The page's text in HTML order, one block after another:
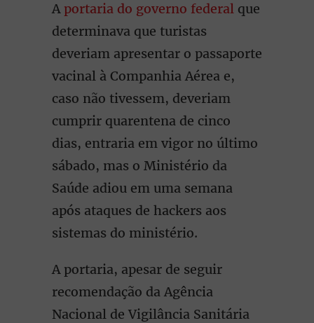
A portaria do governo federal que
determinava que turistas
deveriam apresentar o passaporte
vacinal à Companhia Aérea e,
caso não tivessem, deveriam
cumprir quarentena de cinco
dias, entraria em vigor no último
sábado, mas o Ministério da
Saúde adiou em uma semana
após ataques de hackers aos
sistemas do ministério.
A portaria, apesar de seguir
recomendação da Agência
Nacional de Vigilância Sanitária